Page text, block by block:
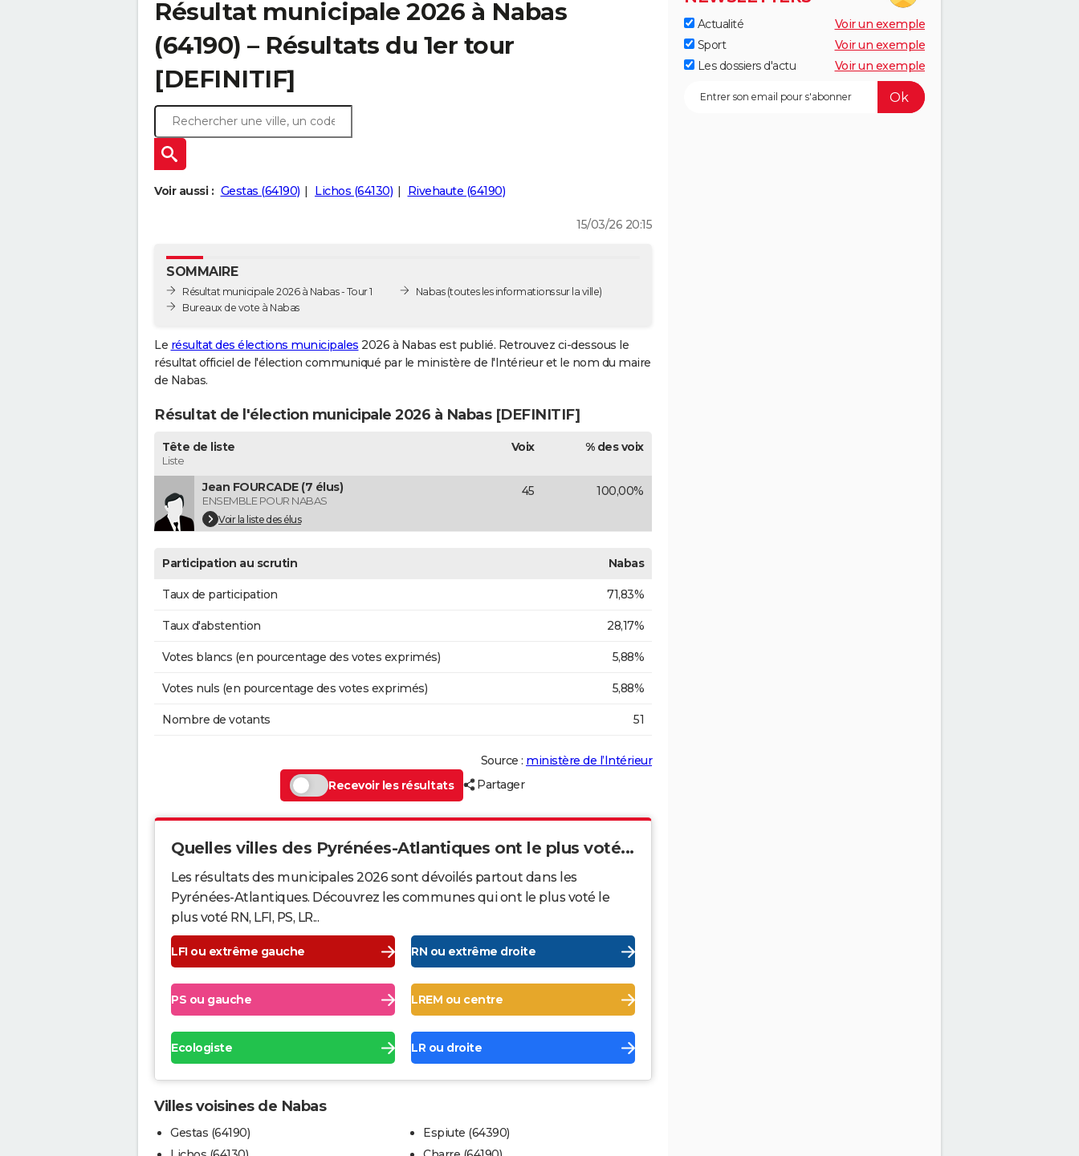
Résultat municipale 2026 à Nabas
(64190) – Résultats du 1er tour
[DEFINITIF]
Voir aussi : Gestas (64190) Lichos (64130) Rivehaute (64190)
15/03/26 20:15
SOMMAIRE
Résultat municipale 2026 à Nabas - Tour 1
Bureaux de vote à Nabas
Nabas(toutes les informations sur la ville)
Le résultat des élections municipales 2026 à Nabas est publié. Retrouvez ci-dessous le
résultat officiel de l'élection communiqué par le ministère de l'Intérieur et le nom du maire
de Nabas.
Résultat de l'élection municipale 2026 à Nabas [DEFINITIF]
Tête de liste
Liste
Voix % des voix
Jean FOURCADE (7 élus)
ENSEMBLE POUR NABAS
Voir la liste des élus
45 100,00%
Participation au scrutin Nabas
Taux de participation 71,83%
Taux d'abstention 28,17%
Votes blancs (en pourcentage des votes exprimés) 5,88%
Votes nuls (en pourcentage des votes exprimés) 5,88%
Nombre de votants 51
Source : ministère de l’Intérieur
Recevoir les résultats
Partager
Quelles villes des Pyrénées-Atlantiques ont le plus voté...
Les résultats des municipales 2026 sont dévoilés partout dans les
Pyrénées-Atlantiques. Découvrez les communes qui ont le plus voté le
plus voté RN, LFI, PS, LR...
LFI ou extrême gauche RN ou extrême droite
PS ou gauche LREM ou centre
Ecologiste LR ou droite
Villes voisines de Nabas
Gestas (64190)
Espiute (64390)
Actualité
Voir un exemple
Sport
Voir un exemple
Les dossiers d'actu
Voir un exemple